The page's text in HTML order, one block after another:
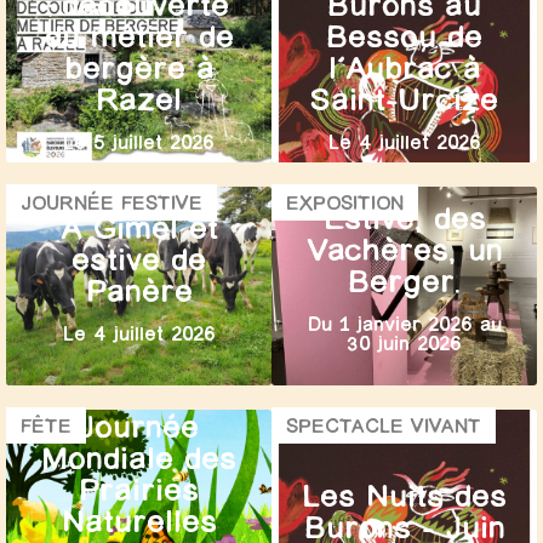
du métier de
bergère à
Razel
Le 5 juillet 2026
Bessou de
l’Aubrac à
Saint-Urcize
Le 4 juillet 2026
À Gimel et
estive de
Panère
Le 4 juillet 2026
JOURNÉE FESTIVE
Estive, des
Vachères, un
Berger.
Du 1 janvier 2026 au
30 juin 2026
EXPOSITION
Journée
Mondiale des
Prairies
Naturelles
FÊTE
Les Nuits des
Burons – Juin
SPECTACLE VIVANT